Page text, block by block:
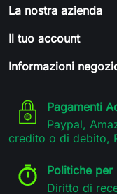
La nostra azienda
Il tuo account
Informazioni
Pagamenti
Paypal,
credito o di debito,
Politiche per
Diritto di